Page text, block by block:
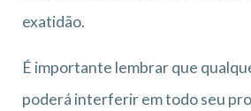
exatidão.
É importante lembrar que
poderá interferir em todo seu